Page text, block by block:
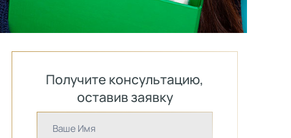
Получите консультацию,
оставив заявку